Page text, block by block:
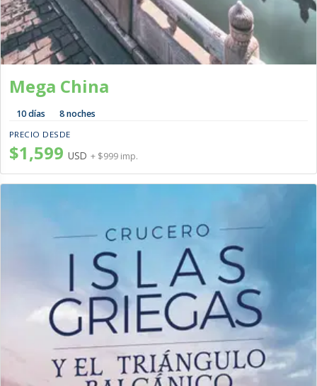
Mega China
10 días 8 noches
PRECIO DESDE
$1,599 USD + $999 imp.